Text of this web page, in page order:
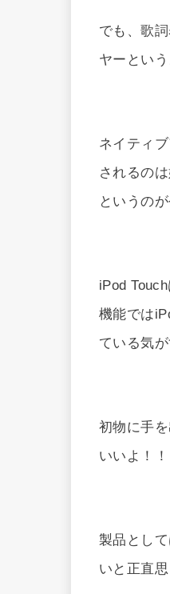
でも、歌
ヤーとい
ネイティ
されるの
というの
iPod
機能では
ている気が
初物に手
いいよ！
製品とし
いと正直